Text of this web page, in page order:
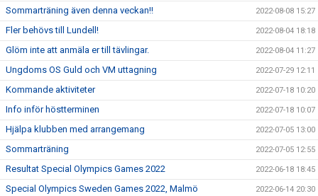
Sommarträning även denna veckan!! 2022-08-08 15:27
Fler behövs till Lundell! 2022-08-04 18:18
Glöm inte att anmäla er till tävlingar. 2022-08-04 11:27
Ungdoms OS Guld och VM uttagning 2022-07-29 12:11
Kommande aktiviteter 2022-07-18 10:20
Info inför höstterminen 2022-07-18 10:07
Hjälpa klubben med arrangemang 2022-07-05 13:00
Sommarträning 2022-07-05 12:55
Resultat Special Olympics Games 2022 2022-06-18 18:45
Special Olympics Sweden Games 2022, Malmö 2022-06-14 20:30